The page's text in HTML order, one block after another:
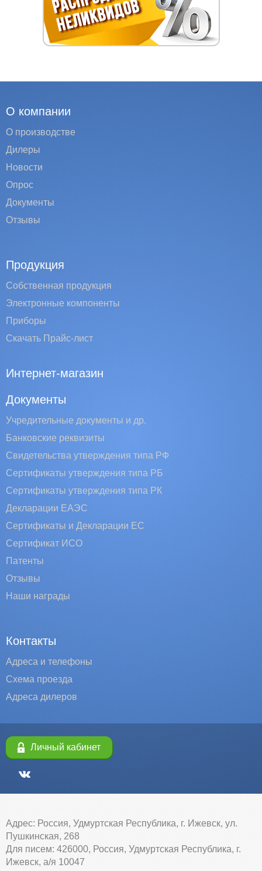
О компании
О производстве
Дилеры
Новости
Опрос
Документы
Отзывы
Продукция
Собственная продукция
Электронные компоненты
Приборы
Скачать Прайс-лист
Интернет-магазин
Документы
Учредительные документы и др.
Банковские реквизиты
Свидетельства утверждения типа РФ
Сертификаты утверждения типа РБ
Сертификаты утверждения типа РК
Декларации ЕАЭС
Сертификаты и Декларации EC
Сертификат ИСО
Патенты
Отзывы
Наши награды
Контакты
Адреса и телефоны
Схема проезда
Адреса дилеров
Личный кабинет
Адрес: Россия, Удмуртская Республика, г. Ижевск, ул.
Пушкинская, 268
Для писем: 426000, Россия, Удмуртская Республика, г.
Ижевск, а/я 10047